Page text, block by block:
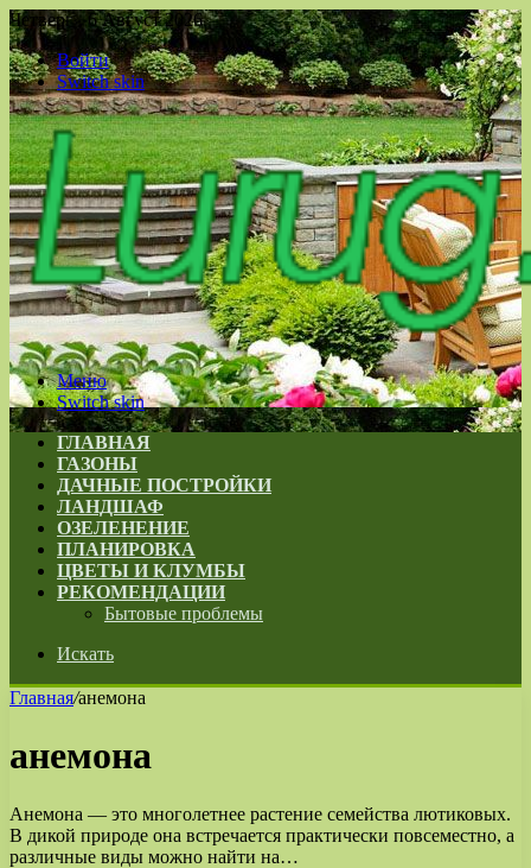
Четверг , 6 Август 2026
Войти
Switch skin
Меню
Switch skin
ГЛАВНАЯ
ГАЗОНЫ
ДАЧНЫЕ ПОСТРОЙКИ
ЛАНДШАФ
ОЗЕЛЕНЕНИЕ
ПЛАНИРОВКА
ЦВЕТЫ И КЛУМБЫ
РЕКОМЕНДАЦИИ
Бытовые проблемы
Искать
Главная/анемона
анемона
Анемона — это многолетнее растение семейства лютиковых.
В дикой природе она встречается практически повсеместно, а
различные виды можно найти на…